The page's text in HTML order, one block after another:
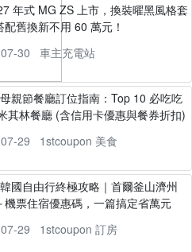
年式 MG ZS 上市，換裝曜黑風格套
配舊換新不用 60 萬元！
30
車主充電站
親節餐廳訂位指南：Top 10 必吃吃
其林餐廳 (含信用卡優惠與餐券折扣)
29
1stcoupon 美食
國自由行終極攻略｜首爾釜山濟州
機票住宿優惠碼，一篇搞定省萬元
29
1stcoupon 訂房